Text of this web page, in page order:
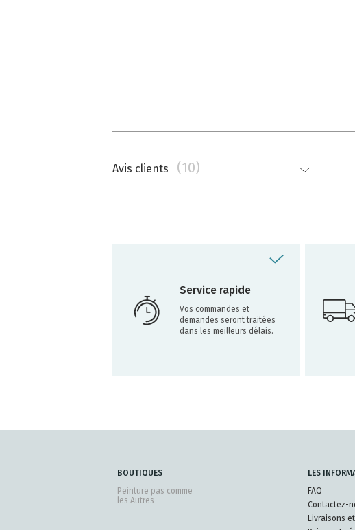
Avis clients (10)
Nathalie Memmi
Service rapide
Vos commandes et
demandes seront traitées
dans les meilleurs délais.
BOUTIQUES
Peinture pas comme
les Autres
LES
FAQ
Contactez-
Livraisons